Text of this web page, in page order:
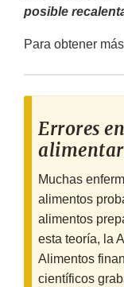
posible
Para obtener
Errores
Muchas
alimentos
alimentos
esta teoría, la
Alimentos
científicos